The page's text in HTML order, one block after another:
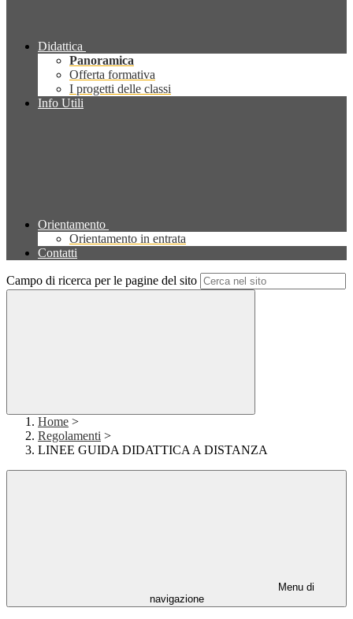
Didattica
Panoramica
Offerta formativa
I progetti delle classi
Info Utili
Orientamento
Orientamento in entrata
Contatti
Campo di ricerca per le pagine del sito
Home >
Regolamenti >
LINEE GUIDA DIDATTICA A DISTANZA
Menu di
navigazione